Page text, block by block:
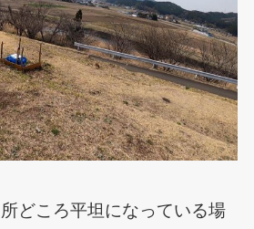
どころ平坦になっている場